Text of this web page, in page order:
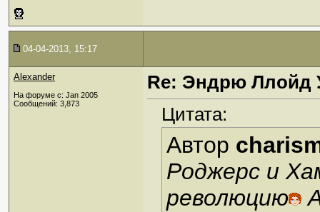
04-04-2013, 15:17
Alexander
На форуме с: Jan 2005
Сообщений: 3,873
Re: Эндрю Ллойд
Цитата:
Автор
Роджерс и
революцию